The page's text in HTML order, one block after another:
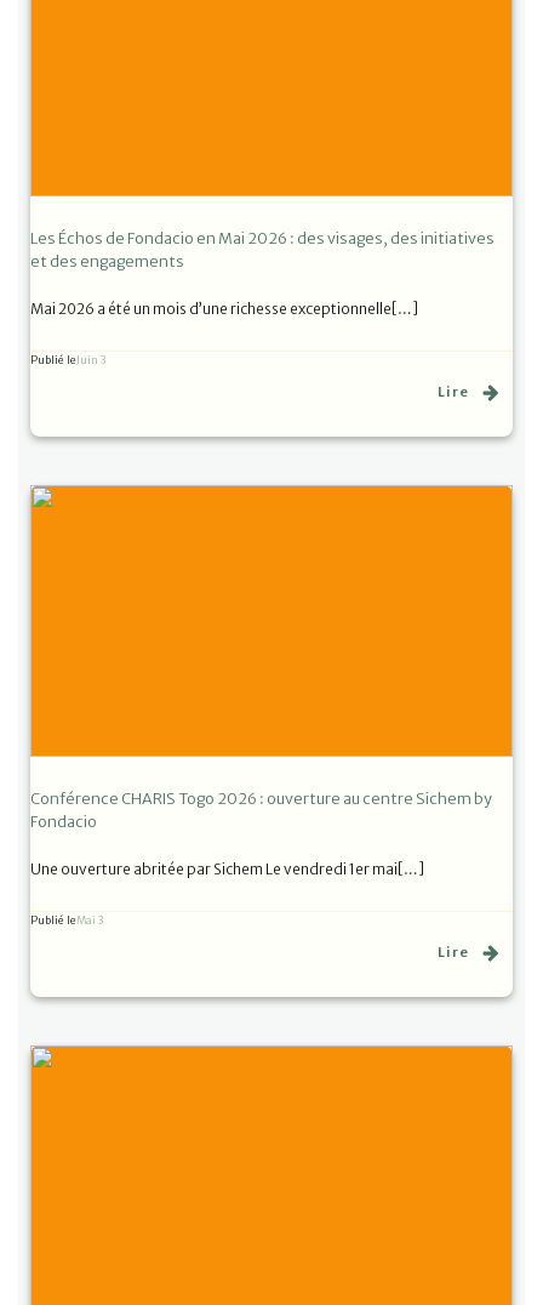
Les Échos de Fondacio en Mai 2026 : des visages, des initiatives
et des engagements
Mai 2026 a été un mois d’une richesse exceptionnelle[…]
Publié le Juin 3
Lire
Conférence CHARIS Togo 2026 : ouverture au centre Sichem by
Fondacio
Une ouverture abritée par Sichem Le vendredi 1er mai[…]
Publié leMai 3
Lire